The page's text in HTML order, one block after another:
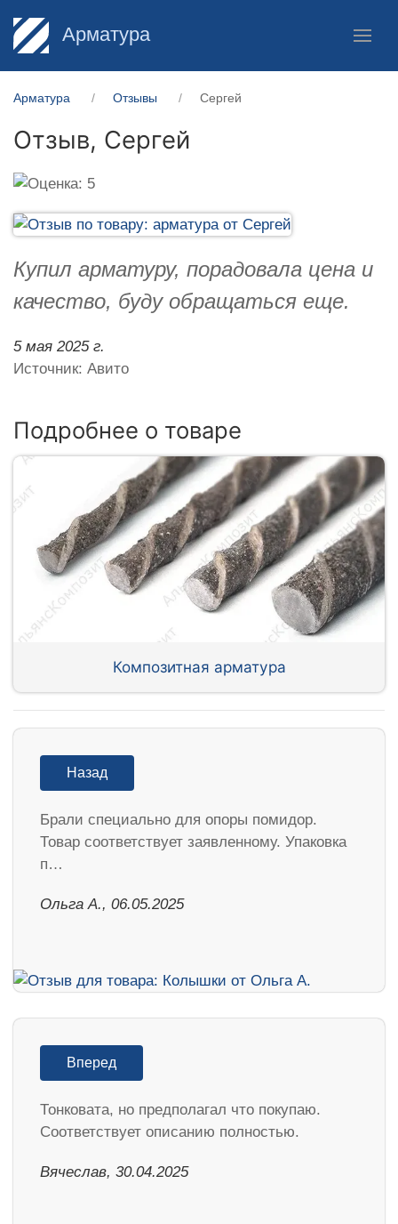
Арматура
Арматура Отзывы Сергей
Отзыв, Сергей
Купил арматуру, порадовала цена и
качество, буду обращаться еще.
5 мая 2025 г.
Источник: Авито
Подробнее о товаре
Композитная арматура
Назад
Брали специально для опоры помидор.
Товар соответствует заявленному. Упаковка
п…
Ольга А., 06.05.2025
Вперед
Тонковата, но предполагал что покупаю.
Соответствует описанию полностью.
Вячеслав, 30.04.2025